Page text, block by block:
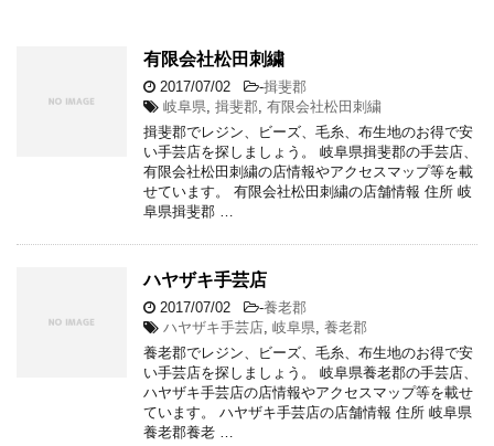
有限会社松田刺繍
2017/07/02 -揖斐郡
岐阜県 揖斐郡 有限会社松田刺繍
揖斐郡でレジン、ビーズ、毛糸、布生地のお得で安
い手芸店を探しましょう。 岐阜県揖斐郡の手芸店、
有限会社松田刺繍の店情報やアクセスマップ等を載
せています。 有限会社松田刺繍の店舗情報 住所 岐
阜県揖斐郡 …
ハヤザキ手芸店
2017/07/02 -養老郡
ハヤザキ手芸店 岐阜県 養老郡
養老郡でレジン、ビーズ、毛糸、布生地のお得で安
い手芸店を探しましょう。 岐阜県養老郡の手芸店、
ハヤザキ手芸店の店情報やアクセスマップ等を載せ
ています。 ハヤザキ手芸店の店舗情報 住所 岐阜県
養老郡養老 …